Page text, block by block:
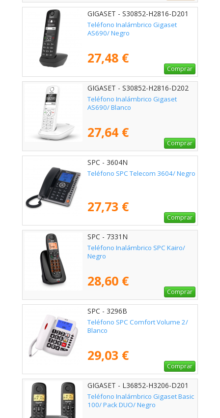
GIGASET - S30852-H2816-D201
Teléfono Inalámbrico Gigaset
AS690/ Negro
27,48 €
Comprar
GIGASET - S30852-H2816-D202
Teléfono Inalámbrico Gigaset
AS690/ Blanco
27,64 €
Comprar
SPC - 3604N
Teléfono SPC Telecom 3604/ Negro
27,73 €
Comprar
SPC - 7331N
Teléfono Inalámbrico SPC Kairo/
Negro
28,60 €
Comprar
SPC - 3296B
Teléfono SPC Comfort Volume 2/
Blanco
29,03 €
Comprar
GIGASET - L36852-H3206-D201
Teléfono Inalámbrico Gigaset Basic
100/ Pack DUO/ Negro